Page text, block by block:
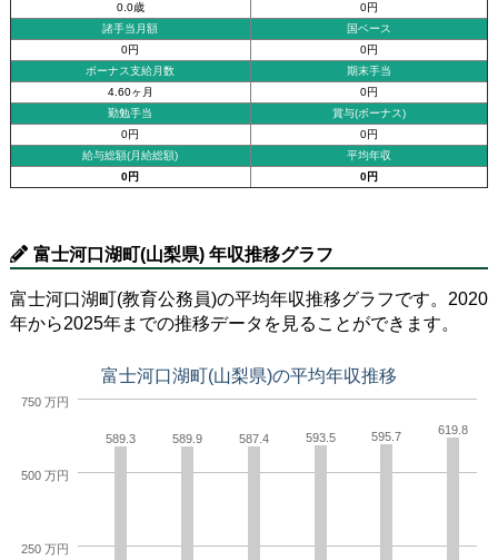
0.0歳
0円
諸手当月額
国ベース
0円
0円
ボーナス支給月数
期末手当
4.60ヶ月
0円
勤勉手当
賞与(ボーナス)
0円
0円
給与総額(月給総額)
平均年収
0円
0円
富士河口湖町(山梨県) 年収推移グラフ
富士河口湖町(教育公務員)の平均年収推移グラフです。2020
年から2025年までの推移データを見ることができます。
富士河口湖町(山梨県)の平均年収推移
589.3 589.9 587.4 593.5 595.7 619.8
250 万円
500 万円
750 万円